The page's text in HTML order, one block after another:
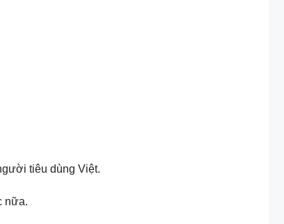
tiêu dùng Việt.
nữa.